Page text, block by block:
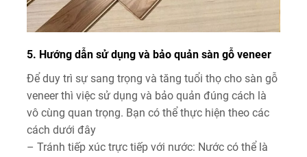
5. Hướng dẫn sử dụng và bảo quản sàn gỗ veneer
Để duy trì sự sang trọng và tăng tuổi thọ cho sàn gỗ
veneer thì việc sử dụng và bảo quản đúng cách là
vô cùng quan trọng. Bạn có thể thực hiện theo các
cách dưới đây
– Tránh tiếp xúc trực tiếp với nước: Nước có thể là